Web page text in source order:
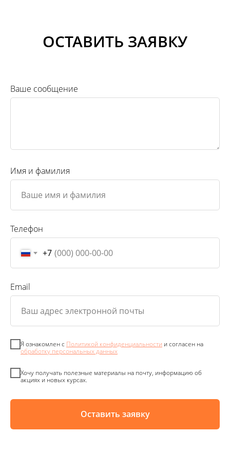
ОСТАВИТЬ ЗАЯВКУ
Ваше сообщение
Имя и фамилия
Телефон
+7
Email
Я ознакомлен с Политикой конфиденциальности и согласен на
обработку персональных данных
Хочу получать полезные материалы на почту, информацию об
акциях и новых курсах.
Оставить заявку